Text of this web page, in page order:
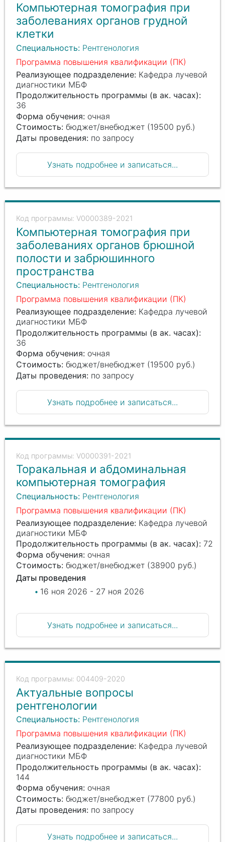
Компьютерная томография при
заболеваниях органов грудной
клетки
Специальность: Рентгенология
Программа повышения квалификации (ПК)
Реализующее подразделение: Кафедра лучевой
диагностики МБФ
Продолжительность программы (в ак. часах):
36
Форма обучения: очная
Стоимость:бюджет/внебюджет (19500 руб.)
Даты проведения: по запросу
Узнать подробнее и записаться...
V0000389-2021
Компьютерная томография при
заболеваниях органов брюшной
полости и забрюшинного
пространства
Специальность: Рентгенология
Программа повышения квалификации (ПК)
Реализующее подразделение: Кафедра лучевой
диагностики МБФ
Продолжительность программы (в ак. часах):
36
Форма обучения: очная
Стоимость:бюджет/внебюджет (19500 руб.)
Даты проведения: по запросу
Узнать подробнее и записаться...
V0000391-2021
Торакальная и абдоминальная
компьютерная томография
Специальность: Рентгенология
Программа повышения квалификации (ПК)
Реализующее подразделение: Кафедра лучевой
диагностики МБФ
Продолжительность программы (в ак. часах): 72
Форма обучения: очная
Стоимость:бюджет/внебюджет (38900 руб.)
Даты проведения
16 ноя 2026 - 27 ноя 2026
Узнать подробнее и записаться...
004409-2020
Актуальные вопросы
рентгенологии
Специальность: Рентгенология
Программа повышения квалификации (ПК)
Реализующее подразделение: Кафедра лучевой
диагностики МБФ
Продолжительность программы (в ак. часах):
144
Форма обучения: очная
Стоимость:бюджет/внебюджет (77800 руб.)
Даты проведения: по запросу
Узнать подробнее и записаться...